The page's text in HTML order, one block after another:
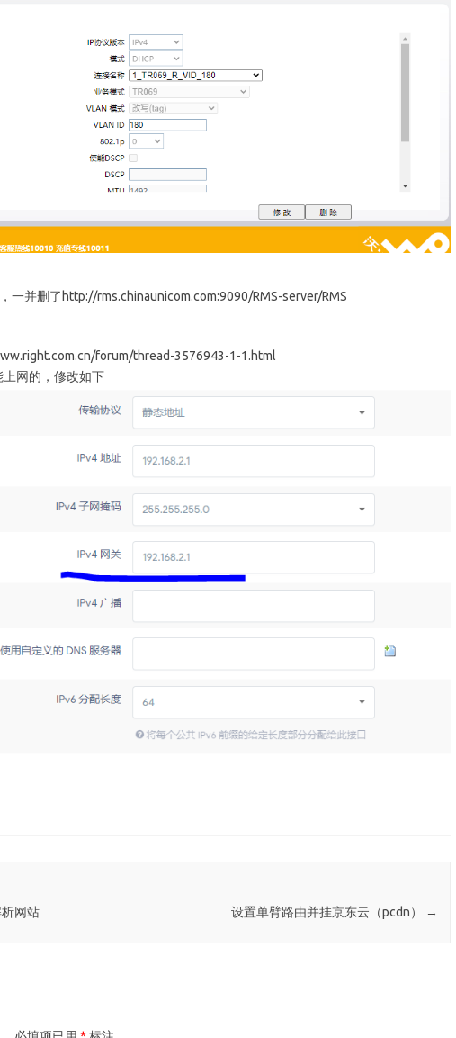
一并删了http://rms.chinaunicom.com:9090/RMS-server/RMS
forum/thread-3576943-1-1.html
网的，修改如下
网站 设置单臂路由并挂京东云（pcdn） →